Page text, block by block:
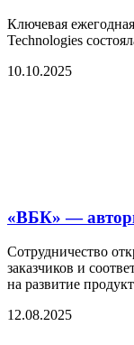
Ключевая
Technologies
10.10.2025
«ВБК» —
Сотрудничество
заказчиков и
на развитие
12.08.2025